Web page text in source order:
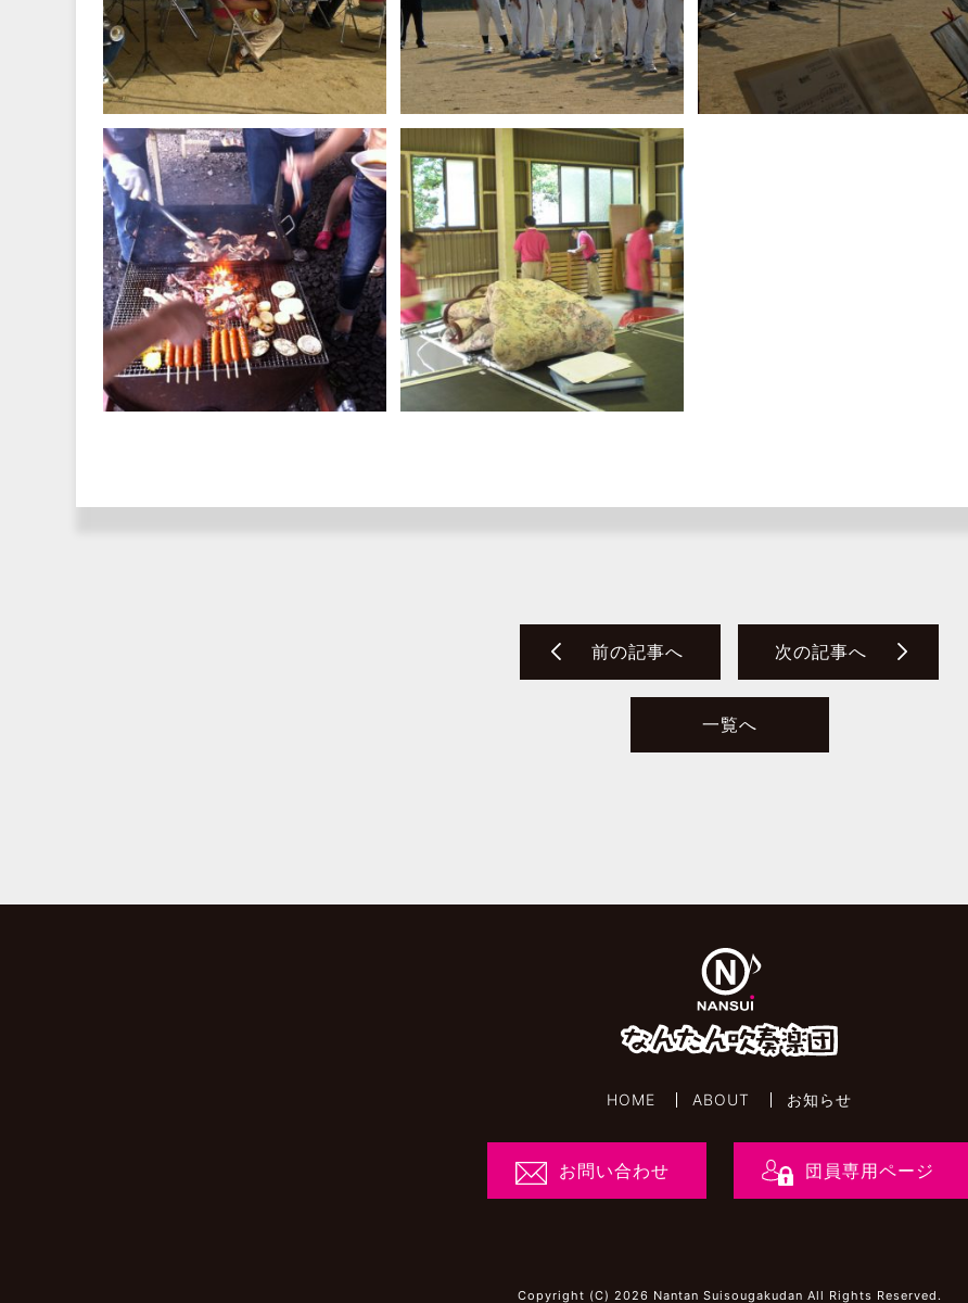
前の記事へ 次の記事へ
一覧へ
HOME ABOUT お知らせ
お問い合わせ 団員専用ページ
Copyright (C) 2026 Nantan Suisougakudan All Rights Reserved.